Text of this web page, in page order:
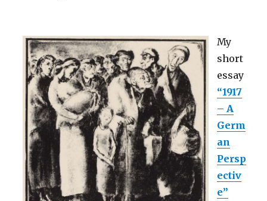
My
short
essay
“1917
– A
Germ
an
Persp
ectiv
e”